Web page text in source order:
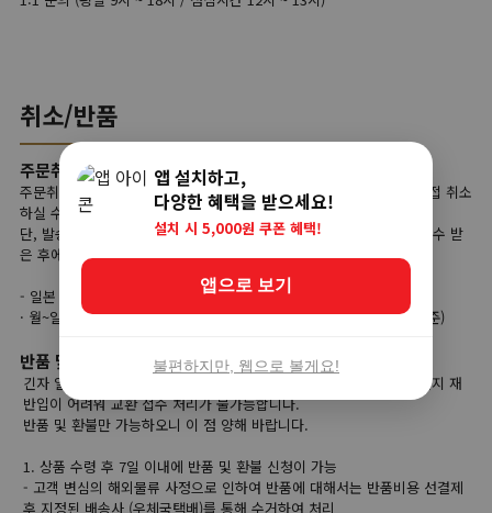
취소/반품
주문취소
주문취소는 상품준비 단계에서는 고객님이 사이트 마이페이지에서 직접 취소
하실 수가 있습니다.
단, 발송대기 단계부터는 고객님의 직접 취소가 불가능하며, 상품을 인수 받
은 후에 반품 접수를 하셔야 합니다.
- 일본 직접 취소가능 시간
· 월~일 주문 당일 오전 00:00부터 당일 오후 23:59까지 (한국시간 기준)
반품 및 교환
긴자 일본직구는 해외 현지 상품을 한국으로 배송하기 때문에 해외 현지 재
반입이 어려워 교환 접수 처리가 불가능합니다.
반품 및 환불만 가능하오니 이 점 양해 바랍니다.
1. 상품 수령 후 7일 이내에 반품 및 환불 신청이 가능
- 고객 변심의 해외물류 사정으로 인하여 반품에 대해서는 반품비용 선결제
후 지정된 배송사 (우체국택배)를 통해 수거하여 처리
앱 설치하고,
다양한 혜택을 받으세요!
설치 시 5,000원 쿠폰 혜택!
앱으로 보기
불편하지만, 웹으로 볼게요!